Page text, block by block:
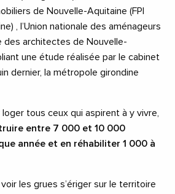
de Nouvelle-Aquitaine (FPI
) , l’Union nationale des aménageurs
des architectes de Nouvelle-
une étude réalisée par le cabinet
dernier, la métropole girondine
loger tous ceux qui aspirent à y vivre,
entre 7 000 et 10 000
année et en réhabiliter 1 000 à
les grues s’ériger sur le territoire